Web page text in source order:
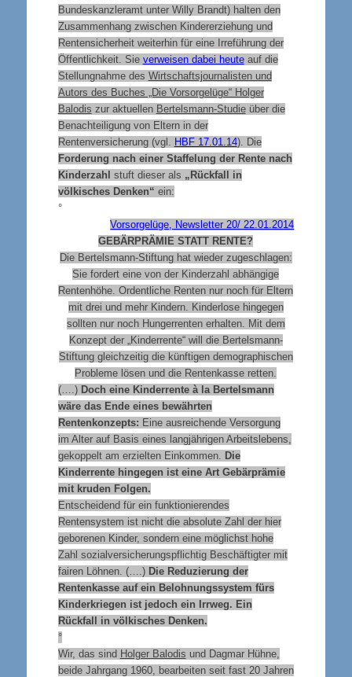
Bundeskanzleramt unter Willy Brandt) halten den
Zusammenhang zwischen Kindererziehung und
Rentensicherheit weiterhin für eine Irreführung der
Öffentlichkeit. Sie verweisen dabei heuteauf die
Stellungnahme des Wirtschaftsjournalisten und
Autors des Buches „Die Vorsorgelüge“ Holger
Balodis zur aktuellen Bertelsmann-Studieüber die
Benachteiligung von Eltern in der
Rentenversicherung (vgl. HBF 17.01.14). Die
Forderung nach einer Staffelung der Rente nach
Kinderzahl stuft dieser als „Rückfall in
völkisches Denken“ ein:
°
Vorsorgelüge, Newsletter 20/ 22.01.2014
GEBÄRPRÄMIE STATT RENTE?
Die Bertelsmann-Stiftung hat wieder zugeschlagen:
Sie fordert eine von der Kinderzahl abhängige
Rentenhöhe. Ordentliche Renten nur noch für Eltern
mit drei und mehr Kindern. Kinderlose hingegen
sollten nur noch Hungerrenten erhalten. Mit dem
Konzept der „Kinderrente“ will die Bertelsmann-
Stiftung gleichzeitig die künftigen demographischen
Probleme lösen und die Rentenkasse retten.
(….) Doch eine Kinderrente à la Bertelsmann
wäre das Ende eines bewährten
Rentenkonzepts: Eine ausreichende Versorgung
im Alter auf Basis eines langjährigen Arbeitslebens,
gekoppelt am erzielten Einkommen. Die
Kinderrente hingegen ist eine Art Gebärprämie
mit kruden Folgen.
Entscheidend für ein funktionierendes
Rentensystem ist nicht die absolute Zahl der hier
geborenen Kinder, sondern eine möglichst hohe
Zahl sozialversicherungspflichtig Beschäftigter mit
fairen Löhnen. (….)Die Reduzierung der
Rentenkasse auf ein Belohnungssystem fürs
Kinderkriegen ist jedoch ein Irrweg. Ein
Rückfall in völkisches Denken.
°
Wir, das sind Holger Balodis und Dagmar Hühne,
beide Jahrgang 1960, bearbeiten seit fast 20 Jahren